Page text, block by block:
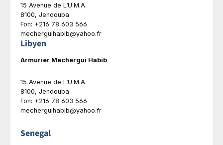
15 Avenue de L‘U.M.A.
8100, Jendouba
Fon: +216 78 603 566
mecherguihabib@yahoo.fr
Libyen
Armurier Mechergui Habib
15 Avenue de L‘U.M.A.
8100, Jendouba
Fon: +216 78 603 566
mecherguihabib@yahoo.fr
Senegal